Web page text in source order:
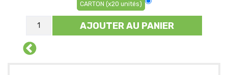
CARTON (x20 unités)
AJOUTER AU PANIER